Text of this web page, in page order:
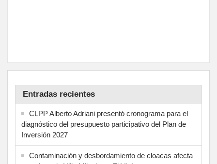
Entradas recientes
CLPP Alberto Adriani presentó cronograma para el
diagnóstico del presupuesto participativo del Plan de
Inversión 2027
Contaminación y desbordamiento de cloacas afecta